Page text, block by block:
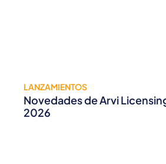
LANZAMIENTOS
Novedades de Arvi
2026